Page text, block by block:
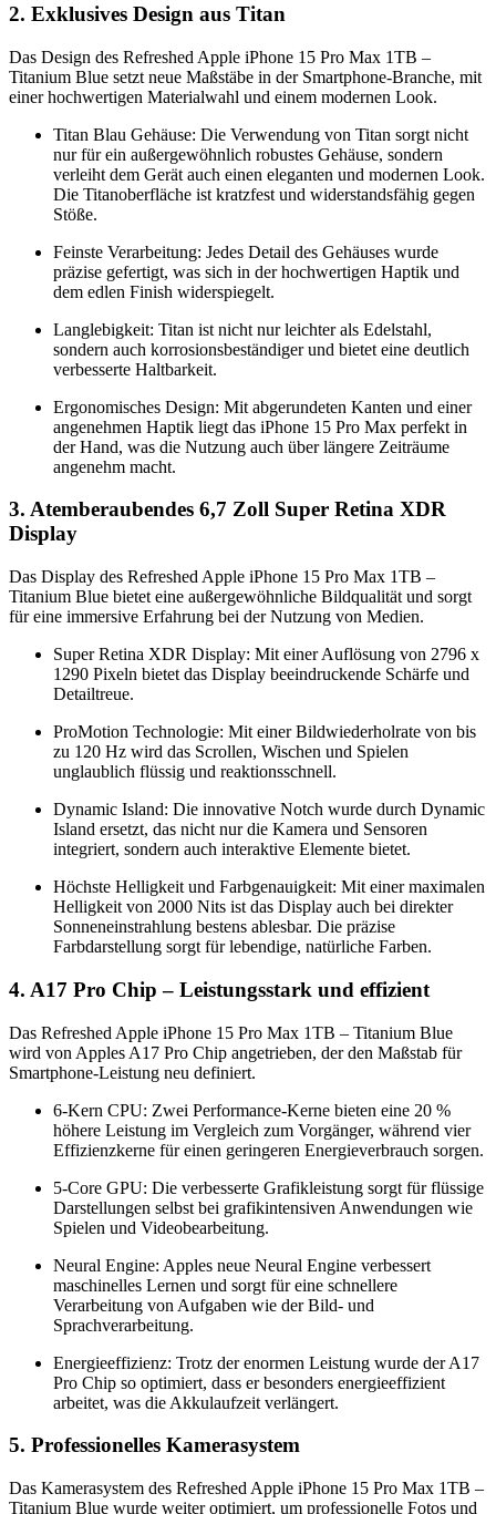
2. Exklusives Design aus Titan
Das Design des Refreshed Apple iPhone 15 Pro Max 1TB –
Titanium Blue setzt neue Maßstäbe in der Smartphone-Branche, mit
einer hochwertigen Materialwahl und einem modernen Look.
Titan Blau Gehäuse: Die Verwendung von Titan sorgt nicht
nur für ein außergewöhnlich robustes Gehäuse, sondern
verleiht dem Gerät auch einen eleganten und modernen Look.
Die Titanoberfläche ist kratzfest und widerstandsfähig gegen
Stöße.
Feinste Verarbeitung: Jedes Detail des Gehäuses wurde
präzise gefertigt, was sich in der hochwertigen Haptik und
dem edlen Finish widerspiegelt.
Langlebigkeit: Titan ist nicht nur leichter als Edelstahl,
sondern auch korrosionsbeständiger und bietet eine deutlich
verbesserte Haltbarkeit.
Ergonomisches Design: Mit abgerundeten Kanten und einer
angenehmen Haptik liegt das iPhone 15 Pro Max perfekt in
der Hand, was die Nutzung auch über längere Zeiträume
angenehm macht.
3. Atemberaubendes 6,7 Zoll Super Retina XDR
Display
Das Display des Refreshed Apple iPhone 15 Pro Max 1TB –
Titanium Blue bietet eine außergewöhnliche Bildqualität und sorgt
für eine immersive Erfahrung bei der Nutzung von Medien.
Super Retina XDR Display: Mit einer Auflösung von 2796 x
1290 Pixeln bietet das Display beeindruckende Schärfe und
Detailtreue.
ProMotion Technologie: Mit einer Bildwiederholrate von bis
zu 120 Hz wird das Scrollen, Wischen und Spielen
unglaublich flüssig und reaktionsschnell.
Dynamic Island: Die innovative Notch wurde durch Dynamic
Island ersetzt, das nicht nur die Kamera und Sensoren
integriert, sondern auch interaktive Elemente bietet.
Höchste Helligkeit und Farbgenauigkeit: Mit einer maximalen
Helligkeit von 2000 Nits ist das Display auch bei direkter
Sonneneinstrahlung bestens ablesbar. Die präzise
Farbdarstellung sorgt für lebendige, natürliche Farben.
4. A17 Pro Chip – Leistungsstark und effizient
Das Refreshed Apple iPhone 15 Pro Max 1TB – Titanium Blue
wird von Apples A17 Pro Chip angetrieben, der den Maßstab für
Smartphone-Leistung neu definiert.
6-Kern CPU: Zwei Performance-Kerne bieten eine 20 %
höhere Leistung im Vergleich zum Vorgänger, während vier
Effizienzkerne für einen geringeren Energieverbrauch sorgen.
5-Core GPU: Die verbesserte Grafikleistung sorgt für flüssige
Darstellungen selbst bei grafikintensiven Anwendungen wie
Spielen und Videobearbeitung.
Neural Engine: Apples neue Neural Engine verbessert
maschinelles Lernen und sorgt für eine schnellere
Verarbeitung von Aufgaben wie der Bild- und
Sprachverarbeitung.
Energieeffizienz: Trotz der enormen Leistung wurde der A17
Pro Chip so optimiert, dass er besonders energieeffizient
arbeitet, was die Akkulaufzeit verlängert.
5. Professionelles Kamerasystem
Das Kamerasystem des Refreshed Apple iPhone 15 Pro Max 1TB –
Titanium Blue wurde weiter optimiert, um professionelle Fotos und